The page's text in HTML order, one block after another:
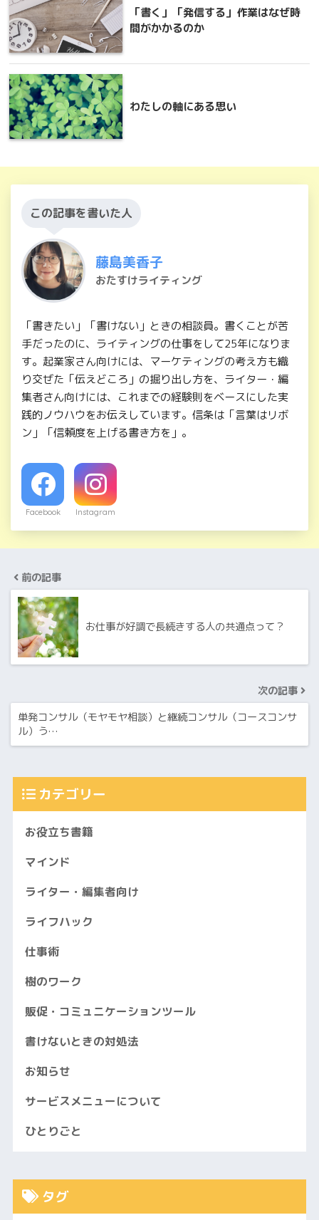
「書く」「発信する」作業はなぜ時
間がかかるのか
わたしの軸にある思い
この記事を書いた人
藤島美香子
おたすけライティング
「書きたい」「書けない」ときの相談員。書くことが苦
手だったのに、ライティングの仕事をして25年になりま
す。起業家さん向けには、マーケティングの考え方も織
り交ぜた「伝えどころ」の掘り出し方を、ライター・編
集者さん向けには、これまでの経験則をベースにした実
践的ノウハウをお伝えしています。信条は「言葉はリボ
ン」「信頼度を上げる書き方を」。
Facebook Instagram
前の記事
お仕事が好調で長続きする人の共通点って？
次の記事
単発コンサル（モヤモヤ相談）と継続コンサル（コースコンサ
ル）う…
カテゴリー
お役立ち書籍
マインド
ライター・編集者向け
ライフハック
仕事術
樹のワーク
販促・コミュニケーションツール
書けないときの対処法
お知らせ
サービスメニューについて
ひとりごと
タグ